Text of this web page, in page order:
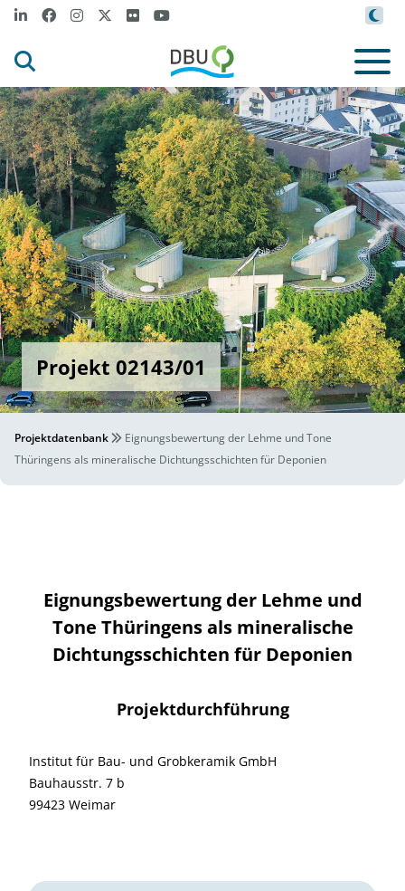
Projekt 02143/01
Projektdatenbank
Eignungsbewertung der Lehme und Tone
Thüringens als mineralische Dichtungsschichten für Deponien
Eignungsbewertung der Lehme und
Tone Thüringens als mineralische
Dichtungsschichten für Deponien
Projektdurchführung
Institut für Bau- und Grobkeramik GmbH
Bauhausstr. 7 b
99423 Weimar